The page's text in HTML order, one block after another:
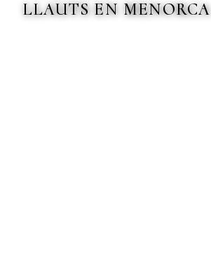
LLAUTS EN MENORCA